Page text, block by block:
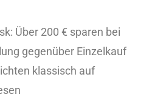
Über 200 € sparen bei
gegenüber Einzelkauf
klassisch auf